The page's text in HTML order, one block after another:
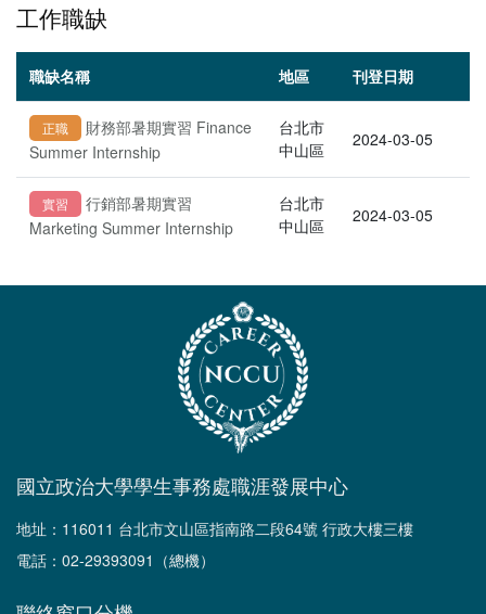
工作職缺
職缺名稱 地區 刊登日期
正職
財務部暑期實習 Finance
Summer Internship
台北市
中山區
2024-03-05
實習
行銷部暑期實習
Marketing Summer Internship
台北市
中山區
2024-03-05
國立政治大學學生事務處職涯發展中心
地址：116011 台北市文山區指南路二段64號 行政大樓三樓
電話：02-29393091（總機）